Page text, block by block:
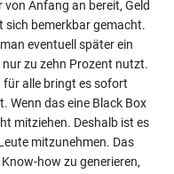
Anfang an bereit, Geld
sich bemerkbar gemacht.
eventuell später ein
zu zehn Prozent nutzt.
für alle bringt es sofort
Wenn das eine Black Box
mitziehen. Deshalb ist es
mitzunehmen. Das
how zu generieren,